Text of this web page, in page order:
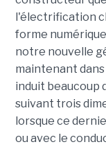
l'électrification
forme
notre nouvelle
maintenant
induit beaucoup
suivant trois
lorsque ce
ou avec le